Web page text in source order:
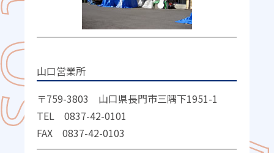
山口営業所
〒759-3803 山口県長門市三隅下1951-1
TEL 0837-42-0101
FAX 0837-42-0103